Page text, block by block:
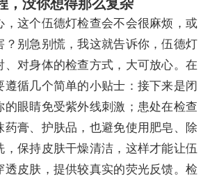
，没你想得那么复杂
，这个伍德灯检查会不会很麻烦，或
？别急别慌，我这就告诉你，伍德灯
、对身体的检查方式，大可放心。在
循几个简单的小贴士：接下来是闭
的眼睛免受紫外线刺激；患处在检查
药膏、护肤品，也避免使用肥皂、除
，保持皮肤干燥清洁，这样才能让伍
透皮肤，提供较真实的荧光反馈。检